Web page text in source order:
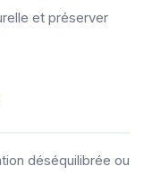
et préserver
déséquilibrée ou